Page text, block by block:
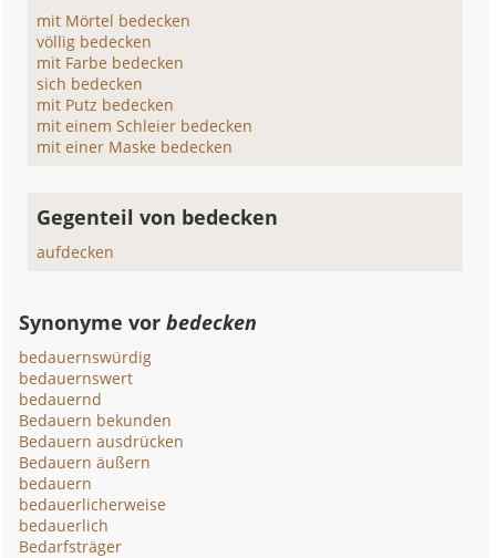
mit Mörtel bedecken
völlig bedecken
mit Farbe bedecken
sich bedecken
mit Putz bedecken
mit einem Schleier bedecken
mit einer Maske bedecken
Gegenteil von bedecken
aufdecken
Synonyme vorbedecken
bedauernswürdig
bedauernswert
bedauernd
Bedauern bekunden
Bedauern ausdrücken
Bedauern äußern
bedauern
bedauerlicherweise
bedauerlich
Bedarfsträger